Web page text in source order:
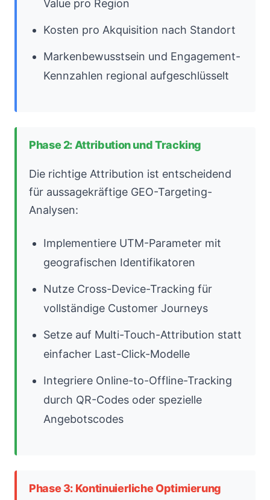
Value pro Region
Kosten pro Akquisition nach Standort
Markenbewusstsein und Engagement-
Kennzahlen regional aufgeschlüsselt
Phase 2: Attribution und Tracking
Die richtige Attribution ist entscheidend
für aussagekräftige GEO-Targeting-
Analysen:
Implementiere UTM-Parameter mit
geografischen Identifikatoren
Nutze Cross-Device-Tracking für
vollständige Customer Journeys
Setze auf Multi-Touch-Attribution statt
einfacher Last-Click-Modelle
Integriere Online-to-Offline-Tracking
durch QR-Codes oder spezielle
Angebotscodes
Phase 3: Kontinuierliche Optimierung